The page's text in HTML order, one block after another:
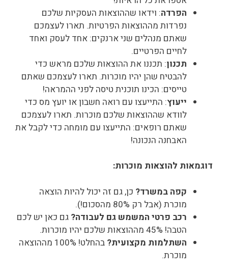
הפרדה: וידאו שההוצאות העסקיות שלכם
נפרדות מההוצאות הפרטיות. תארו לעצמכם
שאתם מנהלים שני ארנקים: אחד לעסק ואחד
לחיים הפרטיים.
תכנון: תכננו את ההוצאות שלכם מראש כדי
להבטיח שהן יהיו מוכרות. תארו לעצמכם שאתם
טייסים: הכינו תוכנית טיסה לפני ההמראה!
ייעוץ: התייעצו עם רואה חשבון או יועץ מס כדי
לוודא שההוצאות שלכם מוכרות. תארו לעצמכם
שאתם רופאים: התייעצו עם מומחה כדי לקבל את
האבחנה הנכונה!
דוגמאות להוצאות מוכרות:
קפה במשרד? כן, גם זה יכול להיות הוצאה
מוכרת (אבל רק 80% מהסכום!).
רכב פרטי המשמש גם לעבודה? גם כאן יש לכם
הטבה! 45% מההוצאות שלכם יהיו מוכרות.
השתלמות מקצועית?
בהחלט! 100% מההוצאה
מוכרת.